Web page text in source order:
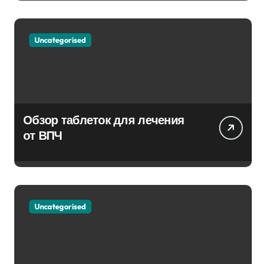
Uncategorised
Обзор таблеток для лечения
от ВПЧ
Uncategorised